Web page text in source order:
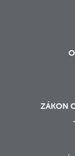
ZÁKON